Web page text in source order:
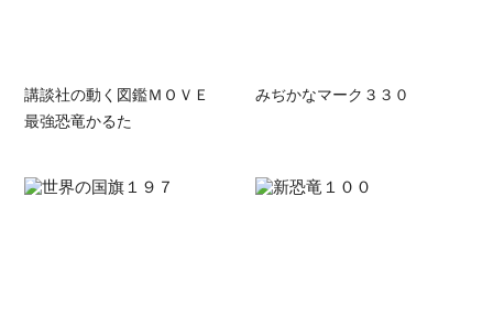
講談社の動く図鑑ＭＯＶＥ
最強恐竜かるた
みぢかなマーク３３０